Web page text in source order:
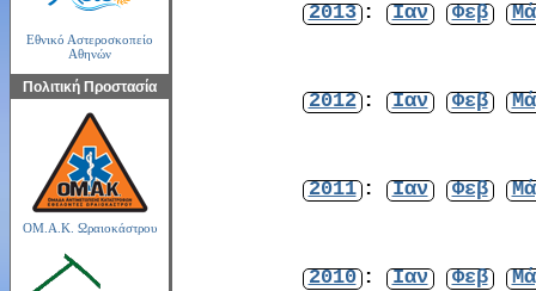
Εθνικό Αστεροσκοπείο
Αθηνών
Πολιτική Προστασία
ΟΜ.Α.Κ. Ωραιοκάστρου
2013 : Ιαν Φεβ
2012 : Ιαν Φεβ
2011 : Ιαν Φεβ
2010 : Ιαν Φεβ